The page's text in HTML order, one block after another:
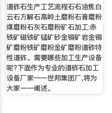
道砟石生产工艺流程石石油焦白
云石方解石高岭土磨粉石膏磨粉
煤磨粉石灰石磨粉矿石加工:赤
铁矿磁铁矿锰矿砂金铜矿岩金铜
矿磨粉铁矿磨粉金矿磨粉道砟特
性道砟。需要哪些加工生产设备
呢?下面作为专业的道砟石加工
设备厂家——世邦集团厂,将为
大家一一阐述。